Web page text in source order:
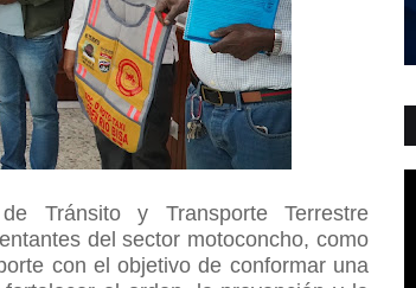
Tránsito y Transporte Terrestre
del sector motoconcho, como
con el objetivo de conformar una